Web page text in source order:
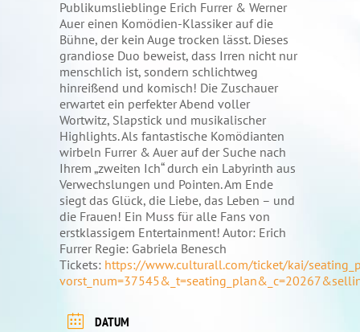
Publikumslieblinge Erich Furrer & Werner
Auer einen Komödien-Klassiker auf die
Bühne, der kein Auge trocken lässt. Dieses
grandiose Duo beweist, dass Irren nicht nur
menschlich ist, sondern schlichtweg
hinreißend und komisch! Die Zuschauer
erwartet ein perfekter Abend voller
Wortwitz, Slapstick und musikalischer
Highlights. Als fantastische Komödianten
wirbeln Furrer & Auer auf der Suche nach
Ihrem „zweiten Ich“ durch ein Labyrinth aus
Verwechslungen und Pointen. Am Ende
siegt das Glück, die Liebe, das Leben – und
die Frauen! Ein Muss für alle Fans von
erstklassigem Entertainment! Autor: Erich
Furrer Regie: Gabriela Benesch
Tickets: https://www.culturall.com/ticket/kai/
DATUM